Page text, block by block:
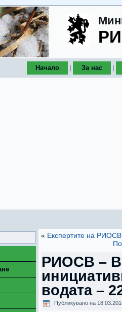
Начало За нас
« Експертите на
РИОСВ –
водата –
Публикувано на